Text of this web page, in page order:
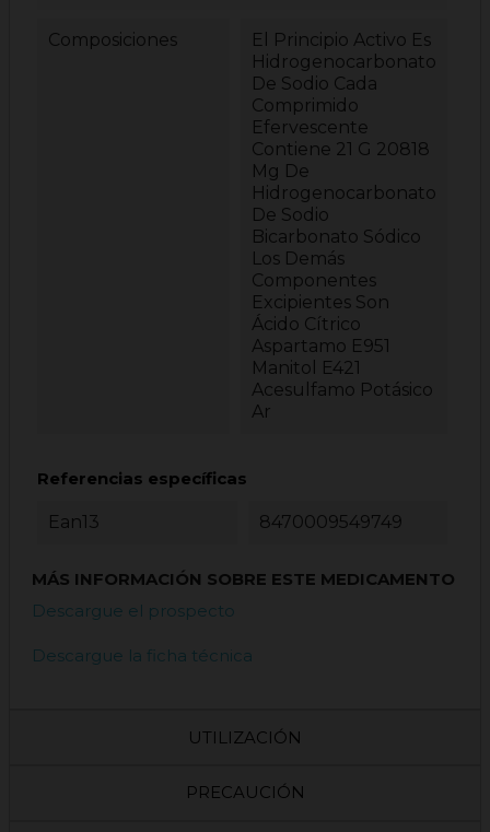
Composiciones
El Principio Activo Es
Hidrogenocarbonato
De Sodio Cada
Comprimido
Efervescente
Contiene 21 G 20818
Mg De
Hidrogenocarbonato
De Sodio
Bicarbonato Sódico
Los Demás
Componentes
Excipientes Son
Ácido Cítrico
Aspartamo E951
Manitol E421
Acesulfamo Potásico
Ar
Referencias específicas
Ean13 8470009549749
MÁS INFORMACIÓN SOBRE ESTE MEDICAMENTO
Descargue el prospecto
Descargue la ficha técnica
UTILIZACIÓN
PRECAUCIÓN